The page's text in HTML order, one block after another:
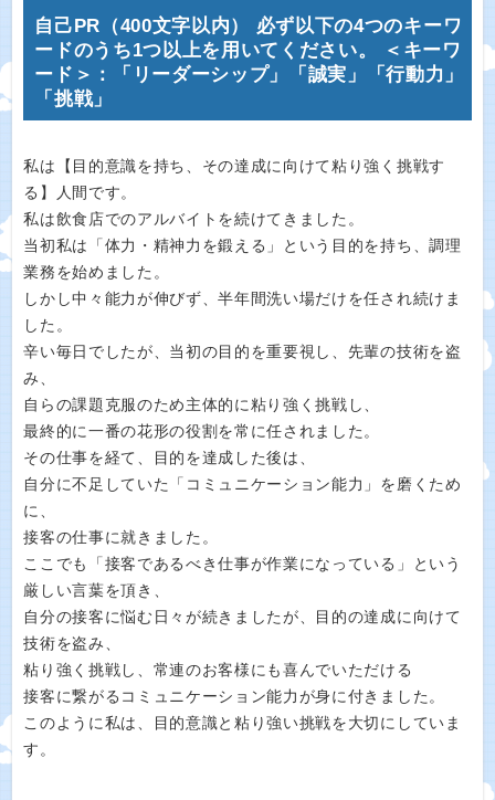
自己PR（400文字以内） 必ず以下の4つのキーワ
ードのうち1つ以上を用いてください。 ＜キーワ
ード＞：「リーダーシップ」「誠実」「行動力」
「挑戦」
私は【目的意識を持ち、その達成に向けて粘り強く挑戦す
る】人間です。
私は飲食店でのアルバイトを続けてきました。
当初私は「体力・精神力を鍛える」という目的を持ち、調理
業務を始めました。
しかし中々能力が伸びず、半年間洗い場だけを任され続けま
した。
辛い毎日でしたが、当初の目的を重要視し、先輩の技術を盗
み、
自らの課題克服のため主体的に粘り強く挑戦し、
最終的に一番の花形の役割を常に任されました。
その仕事を経て、目的を達成した後は、
自分に不足していた「コミュニケーション能力」を磨くため
に、
接客の仕事に就きました。
ここでも「接客であるべき仕事が作業になっている」という
厳しい言葉を頂き、
自分の接客に悩む日々が続きましたが、目的の達成に向けて
技術を盗み、
粘り強く挑戦し、常連のお客様にも喜んでいただける
接客に繋がるコミュニケーション能力が身に付きました。
このように私は、目的意識と粘り強い挑戦を大切にしていま
す。